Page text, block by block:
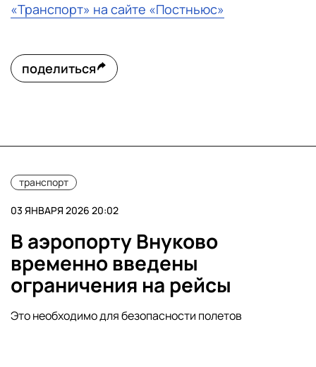
«Транспорт» на сайте «Постньюс»
поделиться
транспорт
03 ЯНВАРЯ 2026 20:02
В аэропорту Внуково
временно введены
ограничения на рейсы
Это необходимо для безопасности полетов